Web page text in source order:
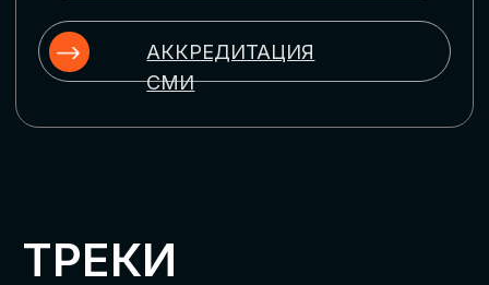
ЦИФРОВИЗАЦИЯ
МАРКЕТИНГА И ПРОДАЖ
ЦИФРОВИЗАЦИЯ
КЛИЕНТСКОГО СЕРВИСА
Разберем кейсы в сфере цифровизации